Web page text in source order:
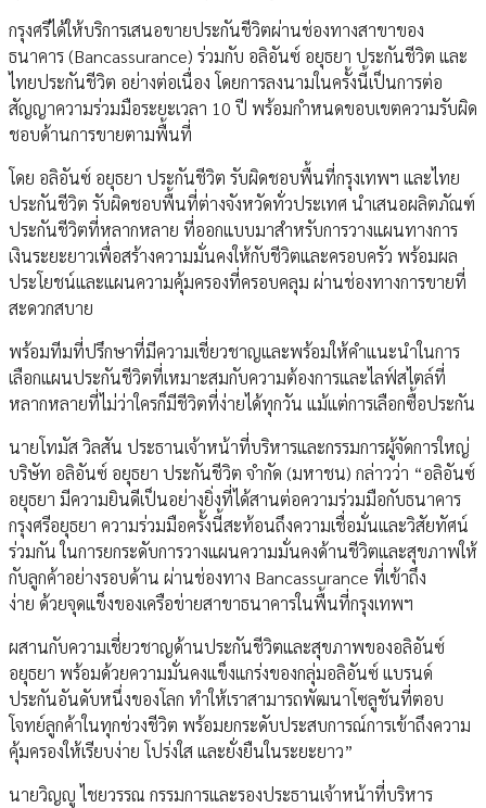
กรุงศรีได้ให้บริการเสนอขายประกันชีวิตผ่านช่องทางสาขาของ
ธนาคาร (Bancassurance) ร่วมกับ อลิอันซ์ อยุธยา ประกันชีวิต และ
ไทยประกันชีวิต อย่างต่อเนื่อง โดยการลงนามในครั้งนี้เป็นการต่อ
สัญญาความร่วมมือระยะเวลา 10 ปี พร้อมกำหนดขอบเขตความรับผิด
ชอบด้านการขายตามพื้นที่
โดย อลิอันซ์ อยุธยา ประกันชีวิต รับผิดชอบพื้นที่กรุงเทพฯ และไทย
ประกันชีวิต รับผิดชอบพื้นที่ต่างจังหวัดทั่วประเทศ นำเสนอผลิตภัณฑ์
ประกันชีวิตที่หลากหลาย ที่ออกแบบมาสำหรับการวางแผนทางการ
เงินระยะยาวเพื่อสร้างความมั่นคงให้กับชีวิตและครอบครัว พร้อมผล
ประโยชน์และแผนความคุ้มครองที่ครอบคลุม ผ่านช่องทางการขายที่
สะดวกสบาย
พร้อมทีมที่ปรึกษาที่มีความเชี่ยวชาญและพร้อมให้คำแนะนำในการ
เลือกแผนประกันชีวิตที่เหมาะสมกับความต้องการและไลฟ์สไตล์ที่
หลากหลายที่ไม่ว่าใครก็มีชีวิตที่ง่ายได้ทุกวัน แม้แต่การเลือกซื้อประกัน
นายโทมัส วิลสัน ประธานเจ้าหน้าที่บริหารและกรรมการผู้จัดการใหญ่
บริษัท อลิอันซ์ อยุธยา ประกันชีวิต จำกัด (มหาชน) กล่าวว่า “อลิอันซ์
อยุธยา มีความยินดีเป็นอย่างยิ่งที่ได้สานต่อความร่วมมือกับธนาคาร
กรุงศรีอยุธยา ความร่วมมือครั้งนี้สะท้อนถึงความเชื่อมั่นและวิสัยทัศน์
ร่วมกัน ในการยกระดับการวางแผนความมั่นคงด้านชีวิตและสุขภาพให้
กับลูกค้าอย่างรอบด้าน ผ่านช่องทาง Bancassurance ที่เข้าถึง
ง่าย ด้วยจุดแข็งของเครือข่ายสาขาธนาคารในพื้นที่กรุงเทพฯ
ผสานกับความเชี่ยวชาญด้านประกันชีวิตและสุขภาพของอลิอันซ์
อยุธยา พร้อมด้วยความมั่นคงแข็งแกร่งของกลุ่มอลิอันซ์ แบรนด์
ประกันอันดับหนึ่งของโลก ทำให้เราสามารถพัฒนาโซลูชันที่ตอบ
โจทย์ลูกค้าในทุกช่วงชีวิต พร้อมยกระดับประสบการณ์การเข้าถึงความ
คุ้มครองให้เรียบง่าย โปร่งใส และยั่งยืนในระยะยาว”
นายวิญญู ไชยวรรณ กรรมการและรองประธานเจ้าหน้าที่บริหาร